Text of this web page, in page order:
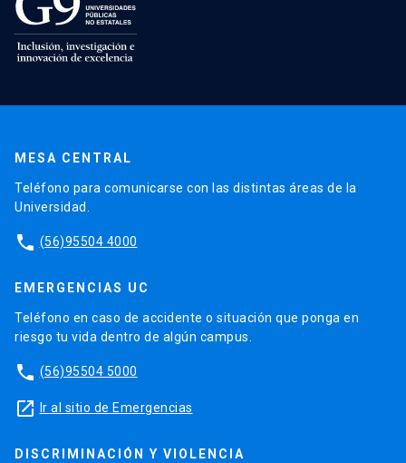
MESA CENTRAL
Teléfono para comunicarse con las distintas áreas de la
Universidad.
phone (56)95504 4000
EMERGENCIAS UC
Teléfono en caso de accidente o situación que ponga en
riesgo tu vida dentro de algún campus.
phone (56)95504 5000
launch Ir al sitio de Emergencias
DISCRIMINACIÓN Y VIOLENCIA